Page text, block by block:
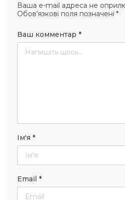
Ваша e-mail адреса не
Обов’язкові поля позначені *
Ваш комментар *
Ім'я *
Email *